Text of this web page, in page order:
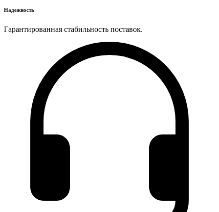
Надежность
Гарантированная стабильность поставок.